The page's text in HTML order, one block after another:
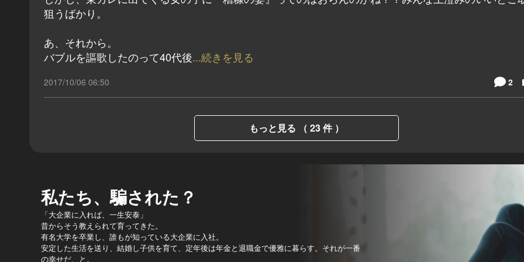
狙うばかり。
あ、それから。
バブルを謳歌したのって40代後...続きを見る
2017/10/06 06:50 2
もっと見る （ 23 件 ）
私たち、騙された？
「大企業に入れば、一生安泰」
昔からそう教えられて育ってきた。
有名大学を卒業し、誰もが知っている大企業に入社。
安定した生活を送り、結婚し子供を育て、定年後は年金と退職金で優雅に暮らす。それが一番
の幸せだ、と。